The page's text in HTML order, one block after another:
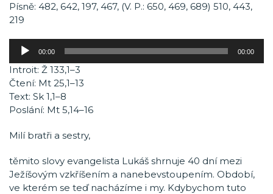
Písně: 482, 642, 197, 467, (V. P.: 650, 469, 689) 510, 443,
219
Audio
00:00 00:00
Introit: Ž 133,1–3
Čtení: Mt 25,1–13
Text: Sk 1,1–8
Poslání: Mt 5,14–16
Milí bratři a sestry,
těmito slovy evangelista Lukáš shrnuje 40 dní mezi
Ježíšovým vzkříšením a nanebevstoupením. Období,
ve kterém se teď nacházíme i my. Kdybychom tuto